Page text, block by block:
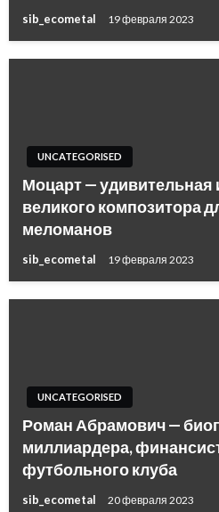
sib_ecometal 19 февраля 2023
UNCATEGORISED
Моцарт — удивительная
великого композитора
меломанов
sib_ecometal 19 февраля 2023
UNCATEGORISED
Роман Абрамович —
миллиардера,
футбольного клуба
sib_ecometal 20 февраля 2023